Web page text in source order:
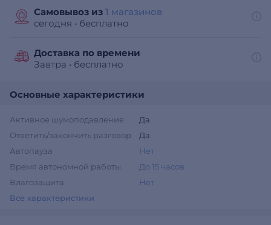
Самовывоз из 1 магазинов
сегодня • бесплатно
Доставка по времени
Завтра • бесплатно
Основные характеристики
Активное шумоподавление
Да
Ответить/закончить разговор
Да
Автопауза
Нет
Время автономной работы
До 15 часов
Влагозащита
Нет
Все характеристики